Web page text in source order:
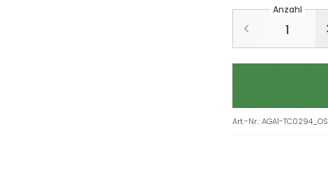
Anzahl
Art.-Nr.:AGA1-TC0294_OS